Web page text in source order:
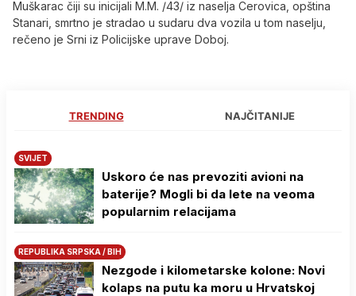
Muškarac čiji su inicijali M.M. /43/ iz naselja Cerovica, opština
Stanari, smrtno je stradao u sudaru dva vozila u tom naselju,
rečeno je Srni iz Policijske uprave Doboj.
TRENDING NAJČITANIJE
SVIJET
Uskoro će nas prevoziti avioni na
baterije? Mogli bi da lete na veoma
popularnim relacijama
REPUBLIKA SRPSKA / BIH
Nezgode i kilometarske kolone: Novi
kolaps na putu ka moru u Hrvatskoj